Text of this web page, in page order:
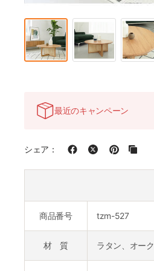
最近のキャンペーン
シェア：
商品番号 tzm-527
材 質 ラタン、オーク